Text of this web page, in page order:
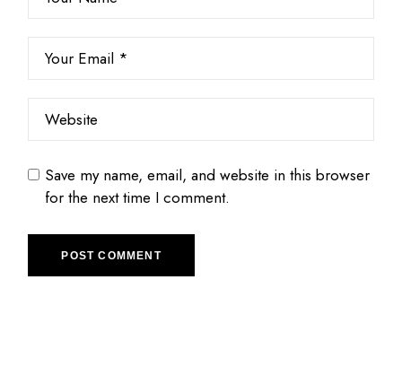
Save my name, email, and website in this browser
for the next time I comment.
POST COMMENT